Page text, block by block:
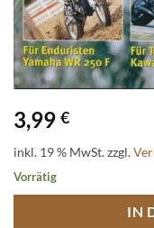
3,99 €
inkl. 19 % MwSt.zzgl.
Vorrätig
IN